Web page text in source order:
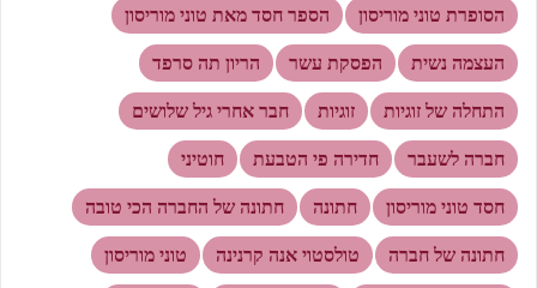
הסופרת טוני מוריסון הספר חסד מאת טוני מוריסון
העצמה נשית הפסקת עשר הריון תה סרפד
התחלה של זוגיות זוגיות חבר אחרי גיל שלושים
חברה לשעבר חדירה פי הטבעת חוטיני
חסד טוני מוריסון חתונה חתונה של החברה הכי טובה
חתונה של חברה טולסטוי אנה קרנינה טוני מוריסון